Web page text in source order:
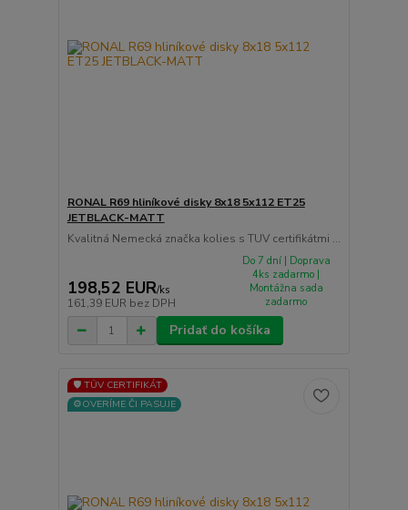
RONAL R69 hliníkové disky 8x18 5x112 ET25
JETBLACK-MATT
Kvalitná Nemecká značka kolies s TUV certifikátmi ...
198,52 EUR/ks
161,39 EUR bez DPH
Do 7 dní | Doprava
4ks zadarmo |
Montážna sada
zadarmo
Pridať do košíka
🛡️ TÜV CERTIFIKÁT
⚙️OVERÍME ČI PASUJE